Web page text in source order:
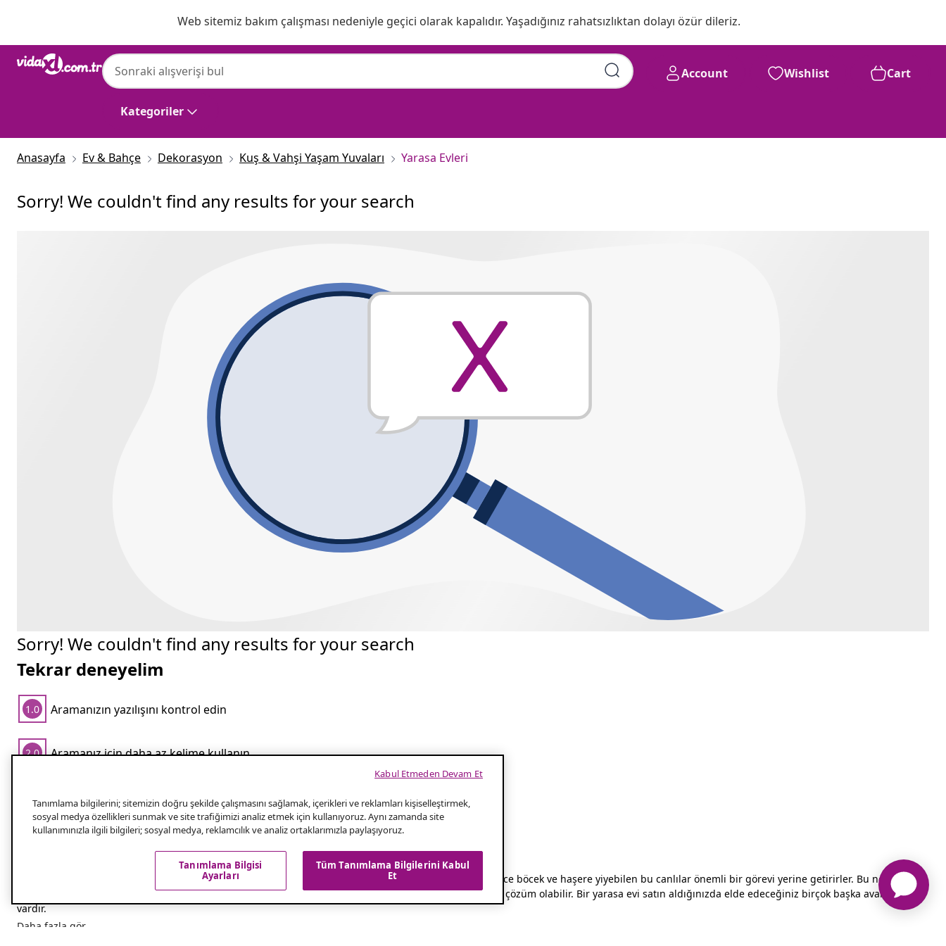
Web sitemiz bakım çalışması nedeniyle geçici olarak kapalıdır. Yaşadığınız rahatsızlıktan dolayı özür dileriz.
Kategoriler
Account Wishlist Cart
Anasayfa Ev & Bahçe Dekorasyon Kuş & Vahşi Yaşam Yuvaları Yarasa Evleri
Sorry! We couldn't find any results for your search
Sorry! We couldn't find any results for your search
Tekrar deneyelim
1.0 Aramanızın yazılışını kontrol edin
2.0 Aramanız için daha az kelime kullanın
Neden Yarasa Evi Almalısınız?
Yarasalar, etraftaki sivrisinekleri ve diğer haşereleri yiyen oldukça faydalı hayvanlardır. Bir saatte binlerce böcek ve haşere yiyebilen bu canlılar önemli bir görevi yerine getirirler. Bu nedenle,
zararlı böcekpopülasyonunu kontrol etmek için evinize bir yarasa evi kurmak iyi bir çözüm olabilir. Bir yarasa evi satın aldığınızda elde edeceğiniz birçok başka avantajlar da
vardır.
Daha fazla gör
Tanımlama bilgilerini; sitemizin doğru şekilde çalışmasını sağlamak, içerikleri ve reklamları kişiselleştirmek,
sosyal medya özellikleri sunmak ve site trafiğimizi analiz etmek için kullanıyoruz. Aynı zamanda site
kullanımınızla ilgili bilgileri; sosyal medya, reklamcılık ve analiz ortaklarımızla paylaşıyoruz.
Tüm Tanımlama Bilgilerini Kabul
Et
Tanımlama Bilgisi
Ayarları
Kabul Etmeden Devam Et